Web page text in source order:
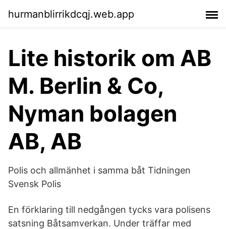
hurmanblirrikdcqj.web.app
Lite historik om AB
M. Berlin & Co,
Nyman bolagen
AB, AB
Polis och allmänhet i samma båt Tidningen
Svensk Polis
En förklaring till nedgången tycks vara polisens
satsning Båtsamverkan. Under träffar med